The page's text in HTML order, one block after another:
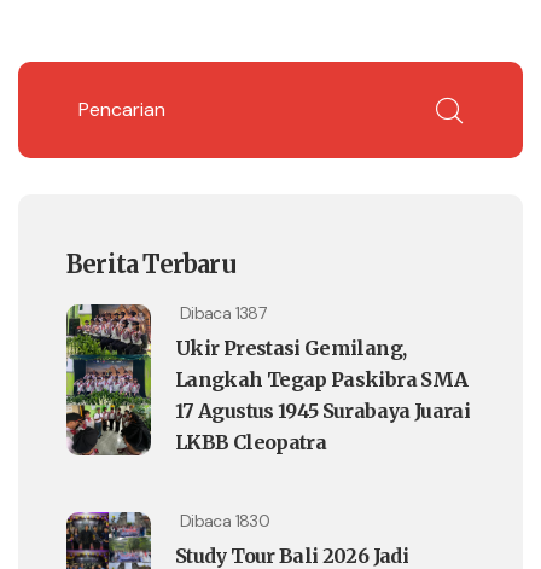
Berita Terbaru
Dibaca 1387
Ukir Prestasi Gemilang,
Langkah Tegap Paskibra SMA
17 Agustus 1945 Surabaya Juarai
LKBB Cleopatra
Dibaca 1830
Study Tour Bali 2026 Jadi